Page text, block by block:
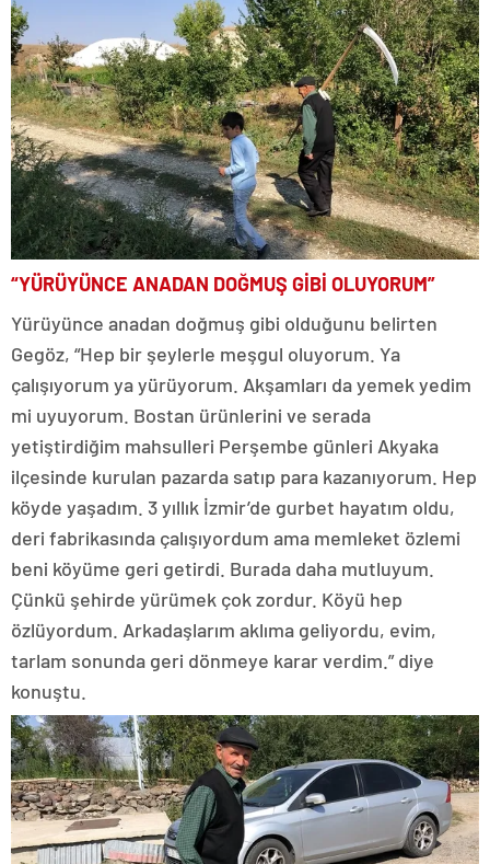
“YÜRÜYÜNCE ANADAN DOĞMUŞ GİBİ OLUYORUM”
Yürüyünce anadan doğmuş gibi olduğunu belirten
Gegöz, “Hep bir şeylerle meşgul oluyorum. Ya
çalışıyorum ya yürüyorum. Akşamları da yemek yedim
mi uyuyorum. Bostan ürünlerini ve serada
yetiştirdiğim mahsulleri Perşembe günleri Akyaka
ilçesinde kurulan pazarda satıp para kazanıyorum. Hep
köyde yaşadım. 3 yıllık İzmir’de gurbet hayatım oldu,
deri fabrikasında çalışıyordum ama memleket özlemi
beni köyüme geri getirdi. Burada daha mutluyum.
Çünkü şehirde yürümek çok zordur. Köyü hep
özlüyordum. Arkadaşlarım aklıma geliyordu, evim,
tarlam sonunda geri dönmeye karar verdim.” diye
konuştu.